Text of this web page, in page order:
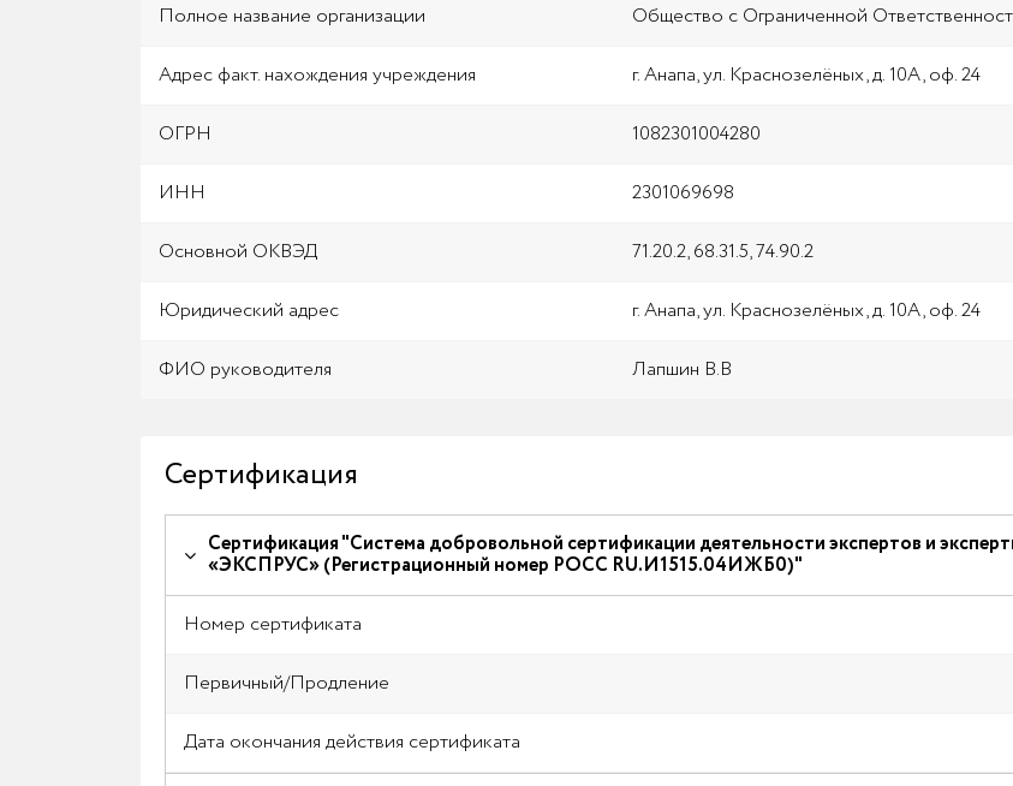
Полное название организации Общество с Ограниченной
Адрес факт. нахождения учреждения г. Анапа, ул. Краснозелёных, д. 10А, оф. 24
ОГРН 1082301004280
ИНН 2301069698
Основной ОКВЭД 71.20.2, 68.31.5, 74.90.2
Юридический адрес г. Анапа, ул. Краснозелёных, д. 10А, оф. 24
ФИО руководителя Лапшин В.В
Сертификация
Сертификация "Система добровольной сертификации деятельности экспертов и
«ЭКСПРУС» (Регистрационный номер РОСС RU.И1515.04ИЖБ0)"
Номер сертификата
Первичный/Продление
Дата окончания действия сертификата